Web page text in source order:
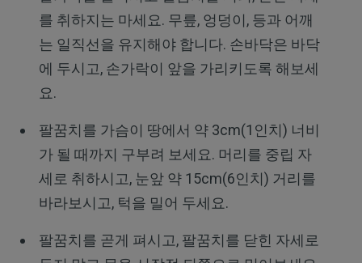
를 취하지는 마세요. 무릎, 엉덩이, 등과 어깨
는 일직선을 유지해야 합니다. 손바닥은 바닥
에 두시고, 손가락이 앞을 가리키도록 해보세
요.
팔꿈치를 가슴이 땅에서 약 3cm(1인치) 너비
가 될 때까지 구부려 보세요. 머리를 중립 자
세로 취하시고, 눈앞 약 15cm(6인치) 거리를
바라보시고, 턱을 밀어 두세요.
팔꿈치를 곧게 펴시고, 팔꿈치를 닫힌 자세로